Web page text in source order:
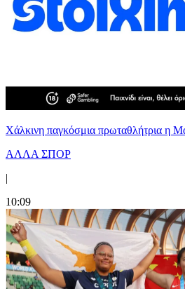
Χάλκινη παγκόσμια πρωταθλήτρια η
ΑΛΛΑ ΣΠΟΡ
|
10:09